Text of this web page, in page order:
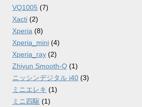
VQ1005 (7)
Xacti (2)
Xperia (8)
Xperia_mini (4)
Xperia_ray (2)
Zhiyun Smooth-Q (1)
ニッシンデジタル i40 (3)
ミニエレキ (1)
ミニ四駆 (1)